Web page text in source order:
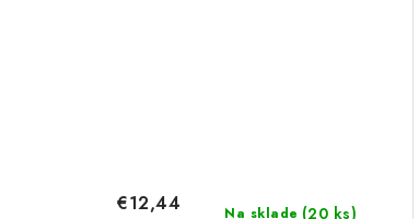
Na sklade (20 ks)
€12,44